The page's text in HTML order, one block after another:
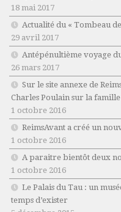
18 mai 2017
Actualité du « Tombeau
29 avril 2017
Antépénultième voyage
26 mars 2017
Sur le site annexe de
Charles Poulain sur la
1 octobre 2016
ReimsAvant a créé un
1 octobre 2016
A paraitre bientôt deux
1 octobre 2016
Le Palais du Tau : un
temps d’exister